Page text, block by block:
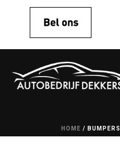
HOME /